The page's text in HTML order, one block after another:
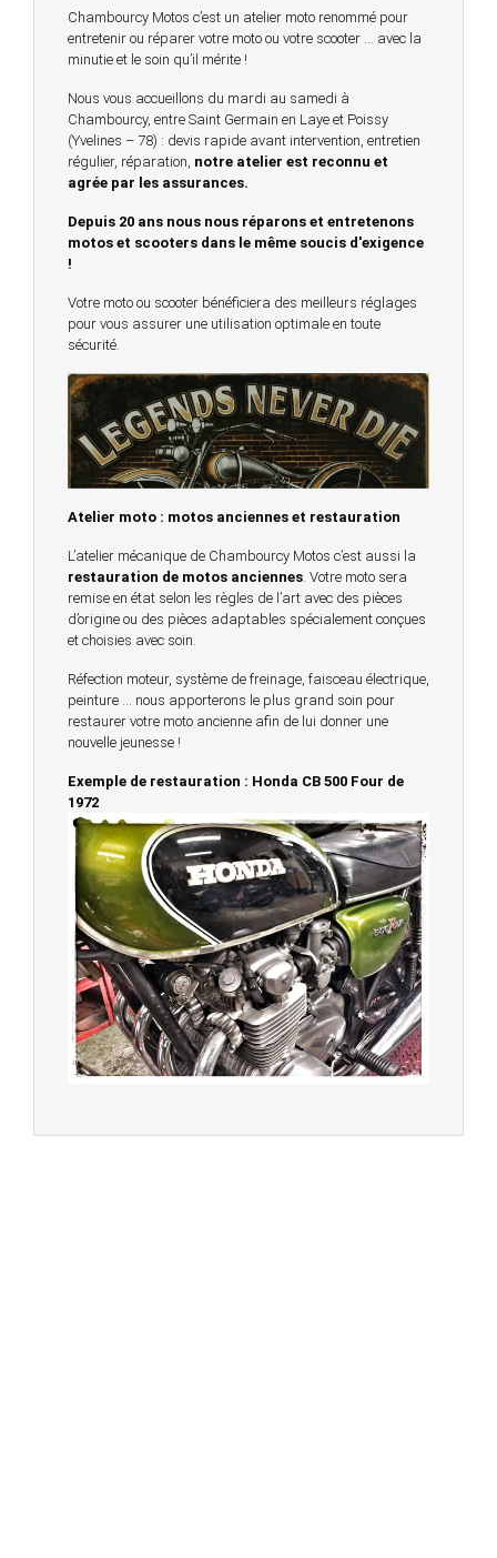
Chambourcy Motos c’est un atelier moto renommé pour
entretenir ou réparer votre moto ou votre scooter … avec la
minutie et le soin qu’il mérite !
Nous vous accueillons du mardi au samedi à
Chambourcy, entre Saint Germain en Laye et Poissy
(Yvelines – 78) : devis rapide avant intervention, entretien
régulier, réparation, notre atelier est reconnu et
agrée par les assurances.
Depuis 20 ans nous nous réparons et entretenons
motos et scooters dans le même soucis d'exigence
!
Votre moto ou scooter bénéficiera des meilleurs réglages
pour vous assurer une utilisation optimale en toute
sécurité.
Atelier moto : motos anciennes et restauration
L’atelier mécanique de Chambourcy Motos c’est aussi la
restauration de motos anciennes . Votre moto sera
remise en état selon les règles de l’art avec des pièces
d’origine ou des pièces adaptables spécialement conçues
et choisies avec soin.
Réfection moteur, système de freinage, faisceau électrique,
peinture … nous apporterons le plus grand soin pour
restaurer votre moto ancienne afin de lui donner une
nouvelle jeunesse !
Exemple de restauration : Honda CB 500 Four de
1972
© 2023 -Chambourcy Motos 78 - 7bis chemin de la
Forêt - 78240 - Chambourcy -
Garage Motos et Scooters depuis 20 ans à votre
service entre Saint Germain en Laye et Poissy
Achat de motos et scooters - Dépôt vente - Réparation
- Concessionnaire Voge - Concessionnaire
Multimarques
agence conseil en communication digitale